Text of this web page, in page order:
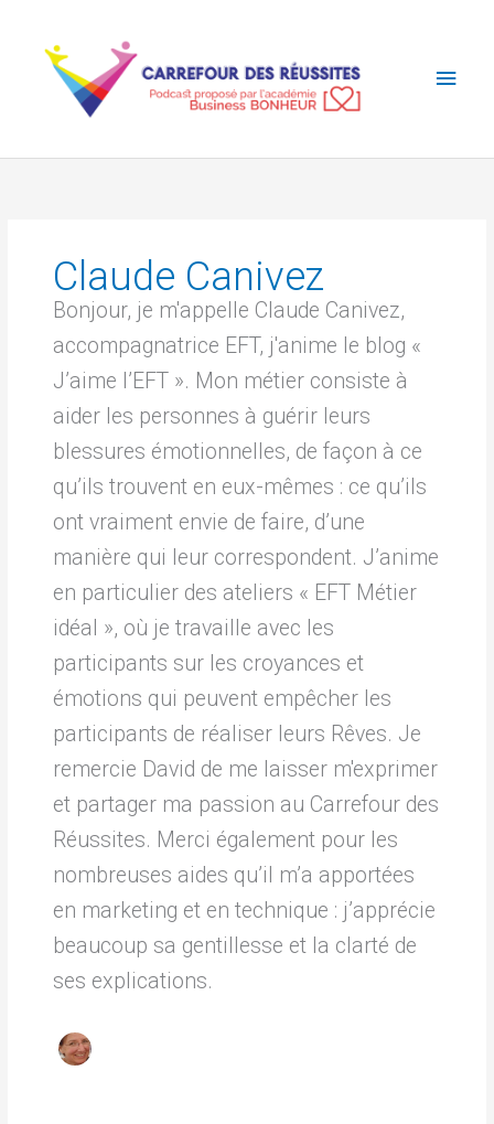
contenu
Claude Canivez
Bonjour, je m'appelle Claude Canivez,
accompagnatrice EFT, j'anime le blog «
J’aime l’EFT ». Mon métier consiste à
aider les personnes à guérir leurs
blessures émotionnelles, de façon à ce
qu’ils trouvent en eux-mêmes : ce qu’ils
ont vraiment envie de faire, d’une
manière qui leur correspondent. J’anime
en particulier des ateliers « EFT Métier
idéal », où je travaille avec les
participants sur les croyances et
émotions qui peuvent empêcher les
participants de réaliser leurs Rêves. Je
remercie David de me laisser m'exprimer
et partager ma passion au Carrefour des
Réussites. Merci également pour les
nombreuses aides qu’il m’a apportées
en marketing et en technique : j’apprécie
beaucoup sa gentillesse et la clarté de
ses explications.